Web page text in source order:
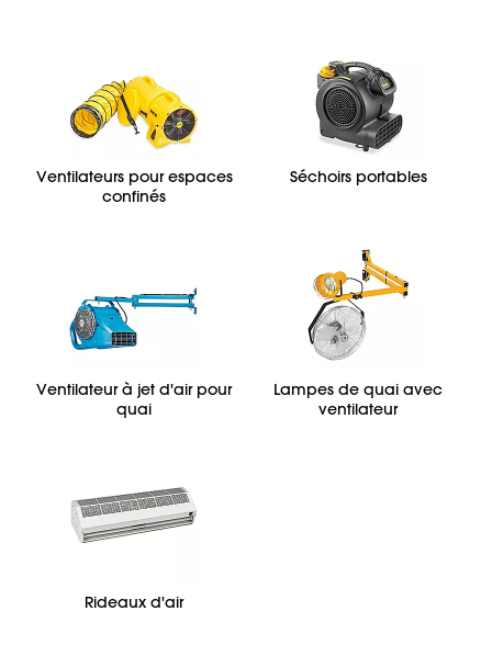
Ventilateurs pour espaces
confinés
Séchoirs portables
Ventilateur à jet d'air pour
quai
Lampes de quai avec
ventilateur
Rideaux d'air